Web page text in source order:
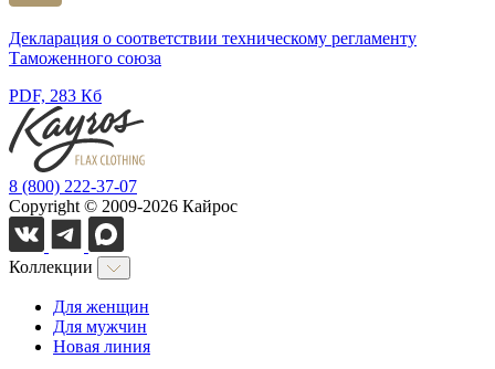
Декларация о соответствии техническому регламенту
Таможенного союза
PDF, 283 Кб
8 (800) 222-37-07
Copyright © 2009-2026 Кайрос
Коллекции
Для женщин
Для мужчин
Новая линия